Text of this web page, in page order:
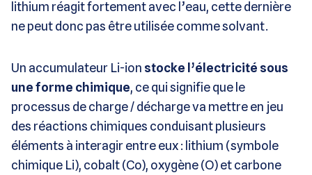
lithium réagit fortement avec l’eau, cette dernière
ne peut donc pas être utilisée comme solvant.
Un accumulateur Li-ion stocke l’électricité sous
une forme chimique, ce qui signifie que le
processus de charge / décharge va mettre en jeu
des réactions chimiques conduisant plusieurs
éléments à interagir entre eux : lithium (symbole
chimique Li), cobalt (Co), oxygène (O) et carbone